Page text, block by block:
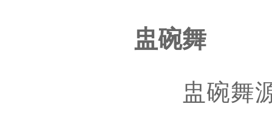
盅碗舞
盅碗舞源